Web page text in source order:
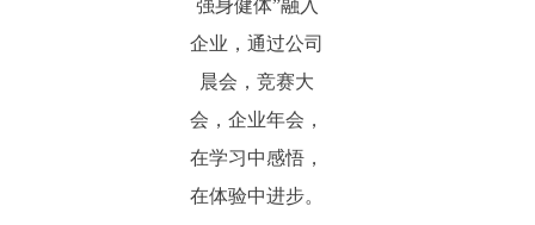
强身健体”融入
企业，通过公司
晨会，竞赛大
会，企业年会，
在学习中感悟，
在体验中进步。